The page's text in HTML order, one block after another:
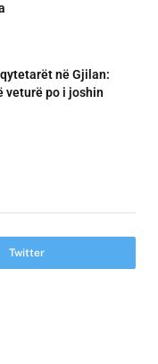
në Gjilan:
veturë po i joshin
Twitter